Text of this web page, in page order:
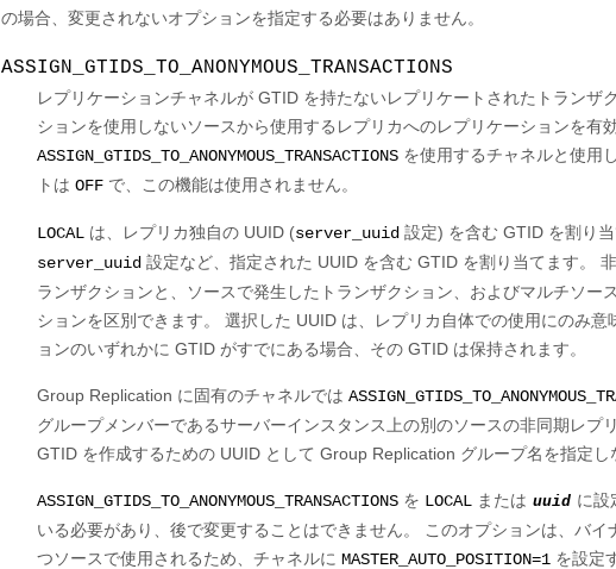
の場合、変更されないオプションを指定する必要はありません。
ASSIGN_GTIDS_TO_ANONYMOUS_TRANSACTIONS
レプリケーションチャネルが GTID を持たないレプリケートされたトラン
ションを使用しないソースから使用するレプリカへのレプリケーションを有
ASSIGN_GTIDS_TO_ANONYMOUS_TRANSACTIONS を使用するチャネルと使用
トは OFF で、この機能は使用されません。
LOCAL は、レプリカ独自の UUID (server_uuid 設定) を含む GTID を割り当
server_uuid 設定など、指定された UUID を含む GTID を割り当てます。
ランザクションと、ソースで発生したトランザクション、およびマルチソー
ションを区別できます。 選択した UUID は、レプリカ自体での使用にのみ
ョンのいずれかに GTID がすでにある場合、その GTID は保持されます。
Group Replication に固有のチャネルでは
グループメンバーであるサーバーインスタンス上の別のソースの非同期レプ
GTID を作成するための UUID として Group Replication グループ名を指定し
ASSIGN_GTIDS_TO_ANONYMOUS_TRANSACTIONS を LOCAL または uuid に設
いる必要があり、後で変更することはできません。 このオプションは、バ
つソースで使用されるため、チャネルに MASTER_AUTO_POSITION=1 を設定